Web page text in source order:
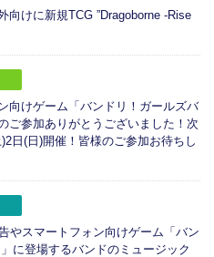
向けに新規TCG ”Dragoborne -Rise
向けゲーム「バンドリ！ガールズバ
ご参加ありがとうございました！次
日(日)開催！皆様のご参加お待ちし
やスマートフォン向けゲーム「バン
に登場するバンドのミュージック